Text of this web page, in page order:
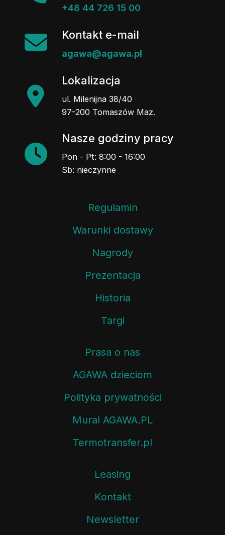
+48 44 726 15 00
Kontakt e-mail
agawa@agawa.pl
Lokalizacja
ul. Milenijna 38/40
97-200 Tomaszów Maz.
Nasze godziny pracy
Pon - Pt: 8:00 - 16:00
Sb: nieczynne
Regulamin
Warunki dostawy
Nagrody
Prezentacja
Historia
Targi
Prasa o nas
AGAWA dzieciom
Polityka prywatności
Mural AGAWA.PL
Termotransfer.pl
Leasing
Kontakt
Newsletter